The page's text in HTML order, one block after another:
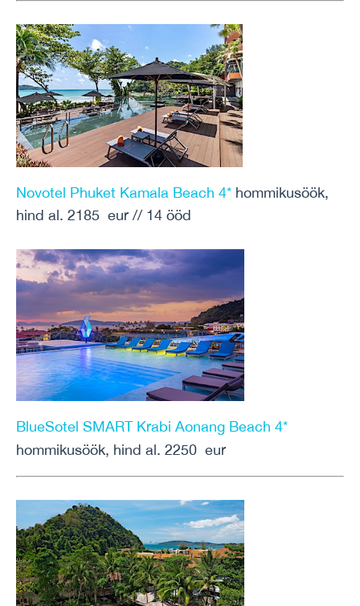
Novotel Phuket Kamala Beach 4* hommikusöök,
hind al. 2185 eur // 14 ööd
BlueSotel SMART Krabi Aonang Beach 4*
hommikusöök, hind al. 2250 eur